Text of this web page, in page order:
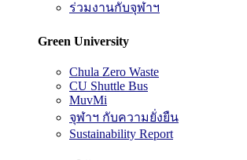
ร่วมงานกับจุฬาฯ
Green University
Chula Zero Waste
CU Shuttle Bus
MuvMi
จุฬาฯ กับความยั่งยืน
Sustainability Report